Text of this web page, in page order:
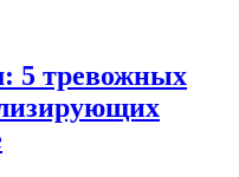
5 тревожных